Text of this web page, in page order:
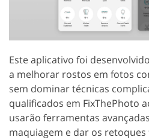
Este aplicativo foi
a melhorar rostos em fotos
sem dominar técnicas
qualificados em FixThePhoto
usarão ferramentas
maquiagem e dar os retoques